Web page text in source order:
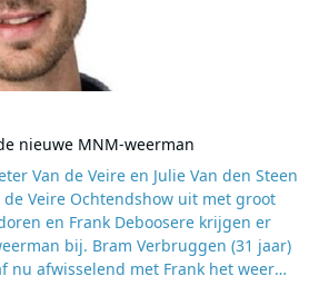
nieuwe MNM-weerman
Van de Veire en Julie Van den Steen
de Veire Ochtendshow uit met groot
en Frank Deboosere krijgen er
bij. Bram Verbruggen (31 jaar)
nu afwisselend met Frank het weer